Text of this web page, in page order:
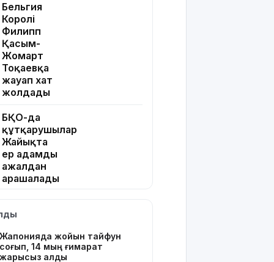
Бельгия
Королі
Филипп
Қасым-
Жомарт
Тоқаевқа
жауап хат
жолдады
БҚО-да
құтқарушылар
Жайықта
ер адамды
ажалдан
арашалады
облысында
гектар
аумақта
Жапонияда жойқын тайфун
соғып, 14 мың ғимарат
жарықсыз қалды